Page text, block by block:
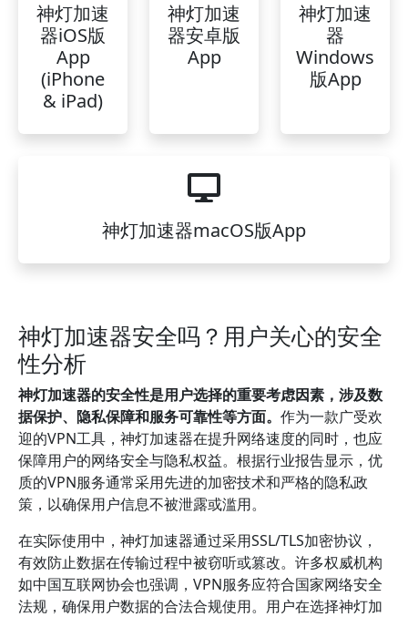
神灯加速
器iOS版
App
(iPhone
& iPad)
神灯加速
器安卓版
App
神灯加速
器
Windows
版App
神灯加速器macOS版App
神灯加速器安全吗？用户关心的安全
性分析
神灯加速器的安全性是用户选择的重要考虑因素，涉及数
据保护、隐私保障和服务可靠性等方面。 作为一款广受欢
迎的VPN工具，神灯加速器在提升网络速度的同时，也应
保障用户的网络安全与隐私权益。根据行业报告显示，优
质的VPN服务通常采用先进的加密技术和严格的隐私政
策，以确保用户信息不被泄露或滥用。
在实际使用中，神灯加速器通过采用SSL/TLS加密协议，
有效防止数据在传输过程中被窃听或篡改。许多权威机构
如中国互联网协会也强调，VPN服务应符合国家网络安全
法规，确保用户数据的合法合规使用。用户在选择神灯加